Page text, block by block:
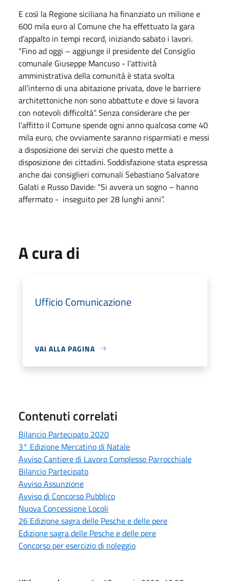
E così la Regione siciliana ha finanziato un milione e
600 mila euro al Comune che ha effettuato la gara
d’appalto in tempi record, iniziando sabato i lavori.
“Fino ad oggi – aggiunge il presidente del Consiglio
comunale Giuseppe Mancuso - l’attività
amministrativa della comunità è stata svolta
all’interno di una abitazione privata, dove le barriere
architettoniche non sono abbattute e dove si lavora
con notevoli difficoltà”. Senza considerare che per
l’affitto il Comune spende ogni anno qualcosa come 40
mila euro, che ovviamente saranno risparmiati e messi
a disposizione dei servizi che questo mette a
disposizione dei cittadini. Soddisfazione stata espressa
anche dai consiglieri comunali Sebastiano Salvatore
Galati e Russo Davide: “Si avvera un sogno – hanno
affermato - inseguito per 28 lunghi anni”.
A cura di
Ufficio Comunicazione
VAI ALLA PAGINA
Contenuti correlati
Bilancio Partecipato 2020
3° Edizione Mercatino di Natale
Avviso Cantiere di Lavoro Complesso Parrocchiale
Bilancio Partecipato
Avviso Assunzione
Avviso di Concorso Pubblico
Nuova Concessione Locoli
26 Edizione sagra delle Pesche e delle pere
Edizione sagra delle Pesche e delle pere
Concorso per esercizio di noleggio